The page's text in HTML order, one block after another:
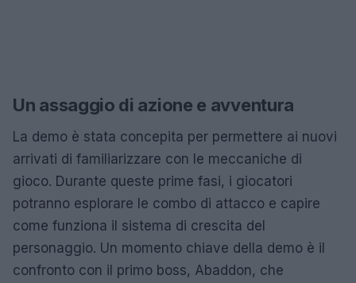
Un assaggio di azione e avventura
La demo è stata concepita per permettere ai nuovi
arrivati di familiarizzare con le meccaniche di
gioco. Durante queste prime fasi, i giocatori
potranno esplorare le combo di attacco e capire
come funziona il sistema di crescita del
personaggio. Un momento chiave della demo è il
confronto con il primo boss, Abaddon, che